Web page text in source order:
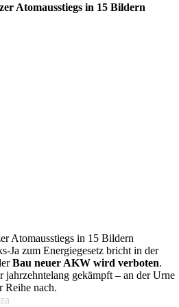
Atomausstiegs in 15 Bildern
Atomausstiegs in 15 Bildern
Ja zum Energiegesetz bricht in der
Bau neuer AKW wird verboten.
jahrzehntelang gekämpft – an der Urne
Reihe nach.